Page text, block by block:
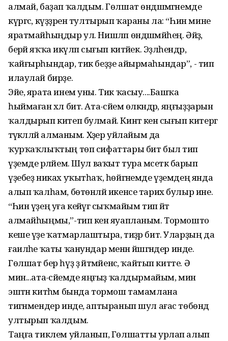
алмай, баҙап ҡалдым. Гөлшат өндәшмәгәнемде
күргәс, күҙҙәрен тултырып ҡараны ла: “Һин мине
яратмайһыңдыр ул. Нишләп өндәшмәйһең. Әйҙә,
берәй яҡҡа икәүләп сығып китәйек. Эҙләһендәр,
ҡайғырһындар, тик беҙҙе айырмаһындар”, - тип
илаулай бирҙе.
Эйе, ярата инем уны. Тик ҡасыу....Башҡа
һыймаған хәл бит. Ата-әсәйем өлкәндәр, яңғыҙҙарын
ҡалдырып китеп булмай. Кинәт кенә сығып китергә
тәүәкәлләй алманым. Хәҙер уйлайым да
ҡурҡаҡлыҡтың төп сифаттары бит был тип
үҙемде әрләйем. Шул ваҡыт тура мәсеткә барып
үҙебеҙ никах уҡытһаҡ, һөйгәнемде үҙемдең янда
алып ҡалһам, бөтөнләй икенсе тарих булыр ине.
“Һин үҙең уға кейәүгә сыҡмайым тип әйтә
алмайһыңмы,”-тип кенә яуапланым. Тормошто
кеше үҙе ҡатмарлаштыра, тиҙәр бит. Уларҙың да
ғаиләһе ҡаты ҡанундар менән йәшәгәндер инде.
Гөлшат бер һүҙ ҙә әйтмәйенсә, ҡайтып китте. Ә
мин...ата-әсәйемде яңғыҙ ҡалдырмайым, мин
эштән китһәм бында тормош тамамлана
тигәнмендер инде, аптыранып шул ағас төбөндә
ултырып ҡалдым.
Таңға тиклем уйланып, Гөлшатты урлап алып